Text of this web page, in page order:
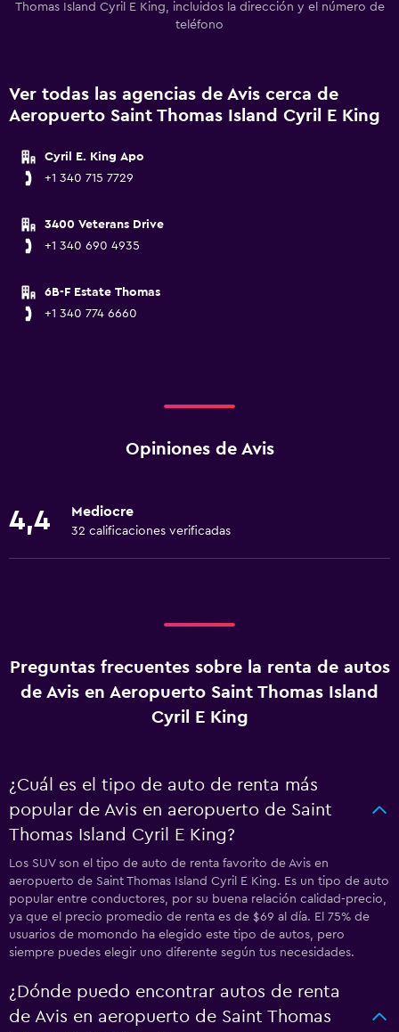
Thomas Island Cyril E King, incluidos la dirección y el número de
teléfono
Ver todas las agencias de Avis cerca de
Aeropuerto Saint Thomas Island Cyril E King
Cyril E. King Apo
+1 340 715 7729
3400 Veterans Drive
+1 340 690 4935
6B-F Estate Thomas
+1 340 774 6660
Opiniones de Avis
4,4 Mediocre
32 calificaciones verificadas
Preguntas frecuentes sobre la renta de autos
de Avis en Aeropuerto Saint Thomas Island
Cyril E King
¿Cuál es el tipo de auto de renta más
popular de Avis en aeropuerto de Saint
Thomas Island Cyril E King?
Los SUV son el tipo de auto de renta favorito de Avis en
aeropuerto de Saint Thomas Island Cyril E King. Es un tipo de auto
popular entre conductores, por su buena relación calidad-precio,
ya que el precio promedio de renta es de $69 al día. El 75% de
usuarios de momondo ha elegido este tipo de autos, pero
siempre puedes elegir uno diferente según tus necesidades.
¿Dónde puedo encontrar autos de renta
de Avis en aeropuerto de Saint Thomas